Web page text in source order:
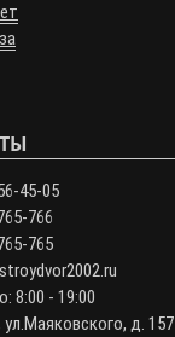
45-05
766
765
8:00 - 19:00
ул.Маяковского, д. 157